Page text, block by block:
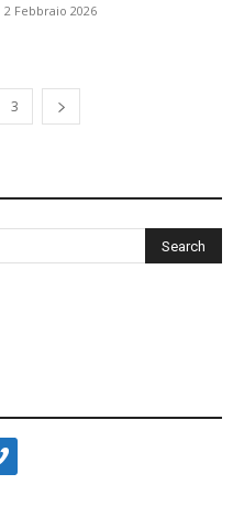
2 Febbraio 2026
3